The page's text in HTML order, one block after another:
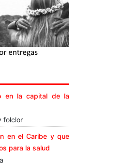
en la capital de la
folclor
en el Caribe y que
para la salud